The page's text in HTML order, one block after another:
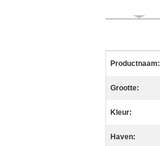
Productnaam:
Grootte:
Kleur:
Haven: